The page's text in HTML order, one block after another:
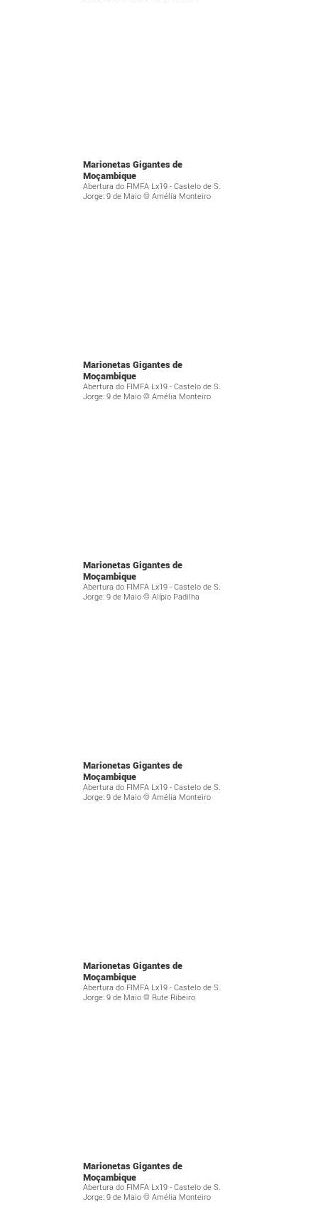
Marionetas Gigantes de
Moçambique
Abertura do FIMFA Lx19 - Castelo de S.
Jorge: 9 de Maio © Amélia Monteiro
Marionetas Gigantes de
Moçambique
Abertura do FIMFA Lx19 - Castelo de S.
Jorge: 9 de Maio © Amélia Monteiro
Marionetas Gigantes de
Moçambique
Abertura do FIMFA Lx19 - Castelo de S.
Jorge: 9 de Maio © Alípio Padilha
Marionetas Gigantes de
Moçambique
Abertura do FIMFA Lx19 - Castelo de S.
Jorge: 9 de Maio © Amélia Monteiro
Marionetas Gigantes de
Moçambique
Abertura do FIMFA Lx19 - Castelo de S.
Jorge: 9 de Maio © Rute Ribeiro
Marionetas Gigantes de
Moçambique
Abertura do FIMFA Lx19 - Castelo de S.
Jorge: 9 de Maio © Amélia Monteiro